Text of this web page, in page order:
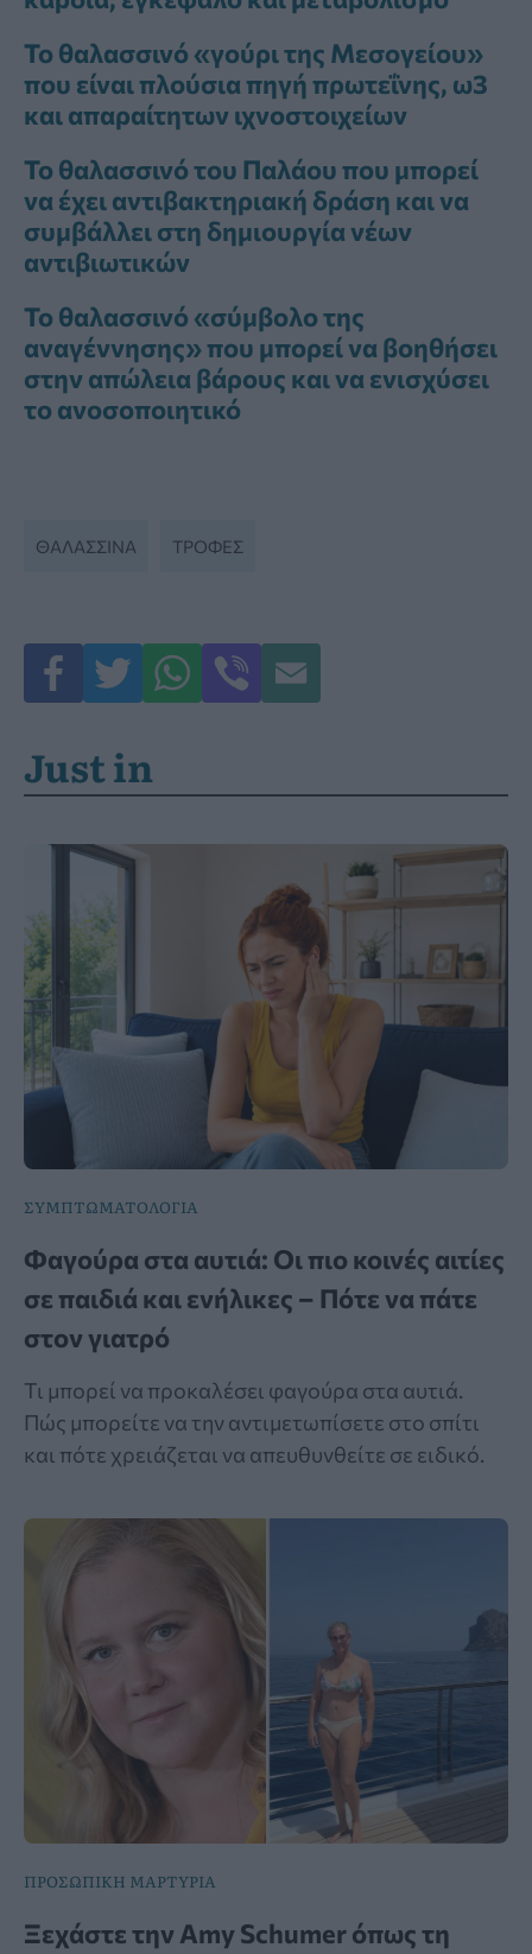
Το θαλασσινό «γούρι της Μεσογείου»
που είναι πλούσια πηγή πρωτεΐνης, ω3
και απαραίτητων ιχνοστοιχείων
Το θαλασσινό του Παλάου που μπορεί
να έχει αντιβακτηριακή δράση και να
συμβάλλει στη δημιουργία νέων
αντιβιωτικών
Το θαλασσινό «σύμβολο της
αναγέννησης» που μπορεί να βοηθήσει
στην απώλεια βάρους και να ενισχύσει
το ανοσοποιητικό
ΘΑΛΑΣΣΙΝΆ ΤΡΟΦΈΣ
Just in
ΣΥΜΠΤΩΜΑΤΟΛΟΓΙΑ
Φαγούρα στα αυτιά: Οι πιο κοινές αιτίες
σε παιδιά και ενήλικες – Πότε να πάτε
στον γιατρό
Τι μπορεί να προκαλέσει φαγούρα στα αυτιά.
Πώς μπορείτε να την αντιμετωπίσετε στο σπίτι
και πότε χρειάζεται να απευθυνθείτε σε ειδικό.
ΠΡΟΣΩΠΙΚΗ ΜΑΡΤΥΡΙΑ
Ξεχάστε την Amy Schumer όπως τη